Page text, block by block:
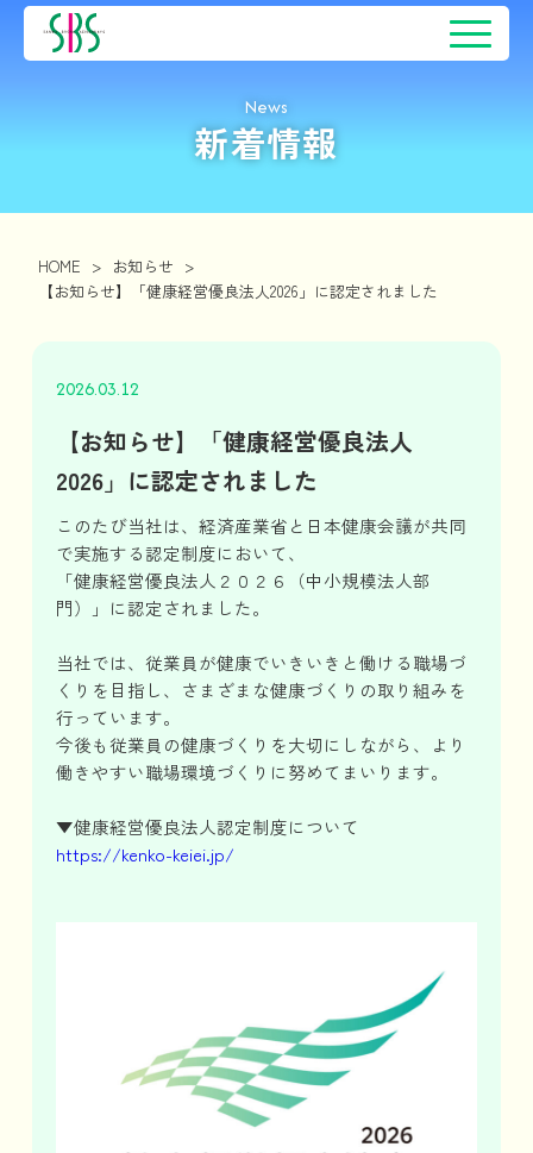
News
新着情報
HOME > お知らせ >
【お知らせ】「健康経営優良法人2026」に認定されました
2026.03.12
【お知らせ】「健康経営優良法人
2026」に認定されました
このたび当社は、経済産業省と日本健康会議が共同
で実施する認定制度において、
「健康経営優良法人２０２６（中小規模法人部
門）」に認定されました。
当社では、従業員が健康でいきいきと働ける職場づ
くりを目指し、さまざまな健康づくりの取り組みを
行っています。
今後も従業員の健康づくりを大切にしながら、より
働きやすい職場環境づくりに努めてまいります。
▼健康経営優良法人認定制度について
https://kenko-keiei.jp/